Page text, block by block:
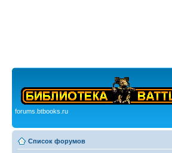
forums.btbooks.ru
Список форумов